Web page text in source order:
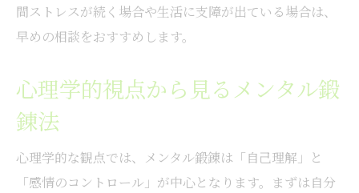
間ストレスが続く場合や生活に支障が出ている場合は、
早めの相談をおすすめします。
心理学的視点から見るメンタル鍛
錬法
心理学的な観点では、メンタル鍛錬は「自己理解」と
「感情のコントロール」が中心となります。まずは自分